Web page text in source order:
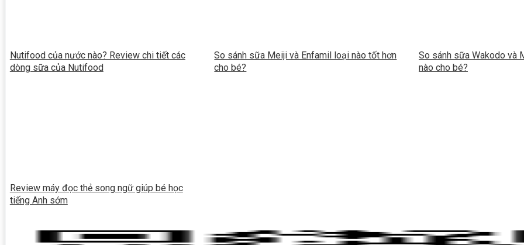
Nutifood của nước nào? Review chi tiết các
dòng sữa của Nutifood
So sánh sữa Meiji và Enfamil loại nào tốt hơn
cho bé?
So sánh sữa Wakodo và
nào cho bé?
Review máy đọc thẻ song ngữ giúp bé học
tiếng Anh sớm